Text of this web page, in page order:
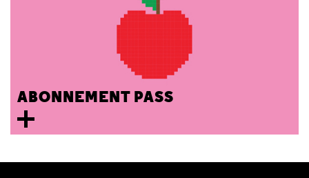
ABONNEMENT PASS